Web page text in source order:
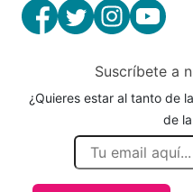
Suscríbete a
¿Quieres estar al tanto de
de